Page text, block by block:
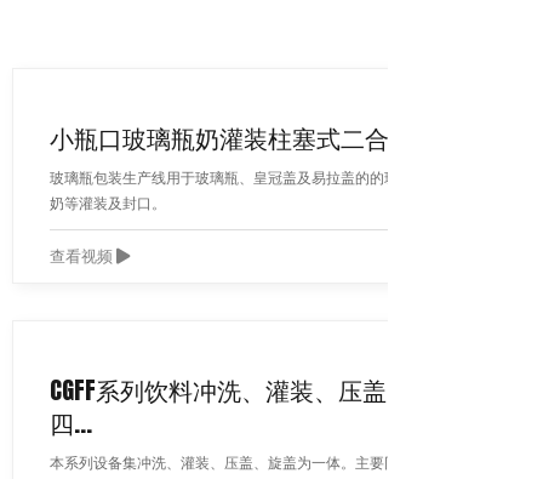
小瓶口玻璃瓶奶灌装柱塞式二合一体机
玻璃瓶包装生产线用于玻璃瓶、皇冠盖及易拉盖的的玻璃瓶果汁，牛
奶等灌装及封口。
查看视频
CGFF系列饮料冲洗、灌装、压盖、旋盖
四...
本系列设备集冲洗、灌装、压盖、旋盖为一体。主要同于饮料瓶的特